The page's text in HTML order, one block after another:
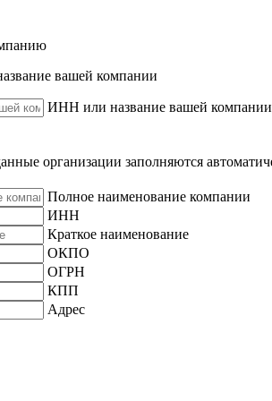
вашей компании
ИНН или название вашей компании
организации заполняются
Полное наименование компании
ИНН
Краткое наименование
ОКПО
ОГРН
КПП
Адрес